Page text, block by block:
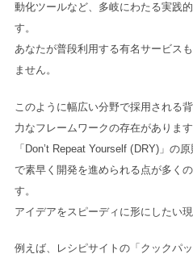
動化ツールなど、多岐にわたる実践
す。
あなたが普段利用する有名サービス
ません。
このように幅広い分野で採用される
力なフレームワークの存在があります
「Don’t Repeat Yourself (DRY)」の
で素早く開発を進められる点が多く
す。
アイデアをスピーディに形にしたい
例えば、レシピサイトの「クックパ